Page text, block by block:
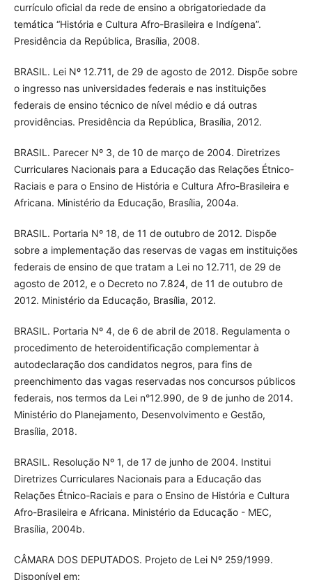
currículo oficial da rede de ensino a obrigatoriedade da
temática “História e Cultura Afro-Brasileira e Indígena”.
Presidência da República, Brasília, 2008.
BRASIL. Lei Nº 12.711, de 29 de agosto de 2012. Dispõe sobre
o ingresso nas universidades federais e nas instituições
federais de ensino técnico de nível médio e dá outras
providências. Presidência da República, Brasília, 2012.
BRASIL. Parecer Nº 3, de 10 de março de 2004. Diretrizes
Curriculares Nacionais para a Educação das Relações Étnico-
Raciais e para o Ensino de História e Cultura Afro-Brasileira e
Africana. Ministério da Educação, Brasília, 2004a.
BRASIL. Portaria Nº 18, de 11 de outubro de 2012. Dispõe
sobre a implementação das reservas de vagas em instituições
federais de ensino de que tratam a Lei no 12.711, de 29 de
agosto de 2012, e o Decreto no 7.824, de 11 de outubro de
2012. Ministério da Educação, Brasília, 2012.
BRASIL. Portaria Nº 4, de 6 de abril de 2018. Regulamenta o
procedimento de heteroidentificação complementar à
autodeclaração dos candidatos negros, para fins de
preenchimento das vagas reservadas nos concursos públicos
federais, nos termos da Lei n°12.990, de 9 de junho de 2014.
Ministério do Planejamento, Desenvolvimento e Gestão,
Brasília, 2018.
BRASIL. Resolução Nº 1, de 17 de junho de 2004. Institui
Diretrizes Curriculares Nacionais para a Educação das
Relações Étnico-Raciais e para o Ensino de História e Cultura
Afro-Brasileira e Africana. Ministério da Educação - MEC,
Brasília, 2004b.
CÂMARA DOS DEPUTADOS. Projeto de Lei Nº 259/1999.
Disponível em: